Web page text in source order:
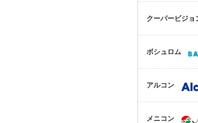
クーパービジョ
ボシュロム
アルコン
メニコン